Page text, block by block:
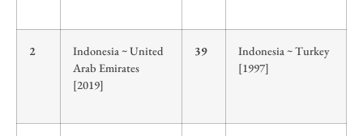
2
Indonesia ~ United
Arab Emirates
[2019]
39
Indonesia ~ Turkey
[1997]